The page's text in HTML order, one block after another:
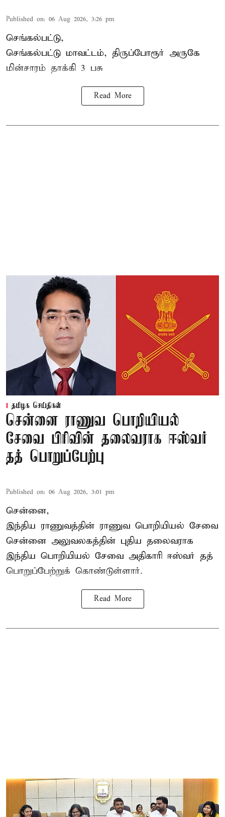
Published on: 06 Aug 2026, 3:26 pm
செங்கல்பட்டு,
செங்கல்பட்டு மாவட்டம், திருப்போரூர் அருகே
மின்சாரம் தாக்கி 3 பசு
Read More
தமிழக செய்திகள்
சென்னை ராணுவ பொறியியல்
சேவை பிரிவின் தலைவராக ஈஸ்வர்
தத் பொறுப்பேற்பு
Published on: 06 Aug 2026, 3:01 pm
சென்னை,
இந்திய ராணுவத்தின் ராணுவ பொறியியல் சேவை
சென்னை அலுவலகத்தின் புதிய தலைவராக
இந்திய பொறியியல் சேவை அதிகாரி ஈஸ்வர் தத்
பொறுப்பேற்றுக் கொண்டுள்ளார்.
Read More